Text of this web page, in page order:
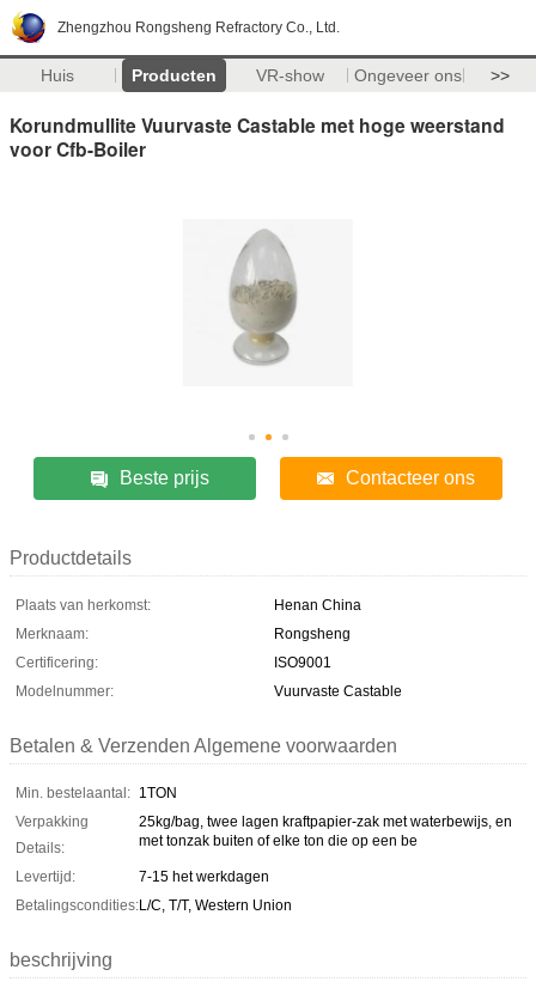
Zhengzhou Rongsheng Refractory Co., Ltd.
Huis Producten VR-show Ongeveer ons >>
Korundmullite Vuurvaste Castable met hoge weerstand
voor Cfb-Boiler
Beste prijs Contacteer ons
Productdetails
Plaats van herkomst:
Henan China
Merknaam:
Rongsheng
Certificering:
ISO9001
Modelnummer:
Vuurvaste Castable
Betalen & Verzenden Algemene voorwaarden
Min. bestelaantal: 1TON
Verpakking
Details:
25kg/bag, twee lagen kraftpapier-zak met waterbewijs, en
met tonzak buiten of elke ton die op een be
Levertijd:
7-15 het werkdagen
Betalingscondities:L/C, T/T, Western Union
beschrijving